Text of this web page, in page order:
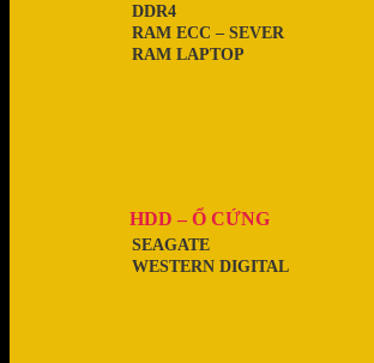
RAM LAPTOP
RAM ECC – SEVER
DDR4
HDD – Ổ CỨNG
WESTERN DIGITAL
SEAGATE